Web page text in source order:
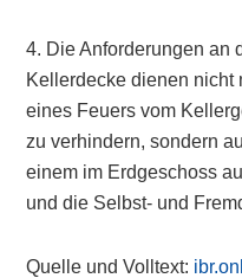
4. Die Anforderungen an
Kellerdecke dienen nicht
eines Feuers vom
zu verhindern, sondern
einem im Erdgeschoss
und die Selbst- und
Quelle und Volltext: